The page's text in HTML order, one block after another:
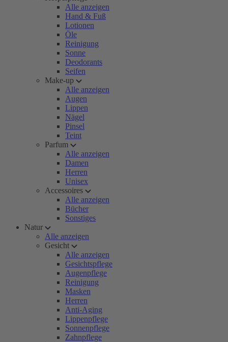
Alle anzeigen
Hand & Fuß
Lotionen
Öle
Reinigung
Sonne
Deodorants
Seifen
Make-up
Alle anzeigen
Augen
Lippen
Nägel
Pinsel
Teint
Parfum
Alle anzeigen
Damen
Herren
Unisex
Accessoires
Alle anzeigen
Bücher
Sonstiges
Natur
Alle anzeigen
Gesicht
Alle anzeigen
Gesichtspflege
Augenpflege
Reinigung
Masken
Herren
Anti-Aging
Lippenpflege
Sonnenpflege
Zahnpflege